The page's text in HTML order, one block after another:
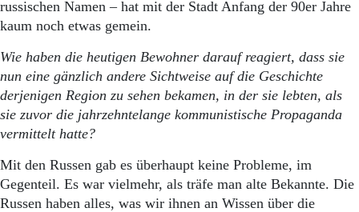
russischen Namen – hat mit der Stadt Anfang der 90er Jahre
kaum noch etwas gemein.
Wie haben die heutigen Bewohner darauf reagiert, dass sie
nun eine gänzlich andere Sichtweise auf die Geschichte
derjenigen Region zu sehen bekamen, in der sie lebten, als
sie zuvor die jahrzehntelange kommunistische Propaganda
vermittelt hatte?
Mit den Russen gab es überhaupt keine Probleme, im
Gegenteil. Es war vielmehr, als träfe man alte Bekannte. Die
Russen haben alles, was wir ihnen an Wissen über die